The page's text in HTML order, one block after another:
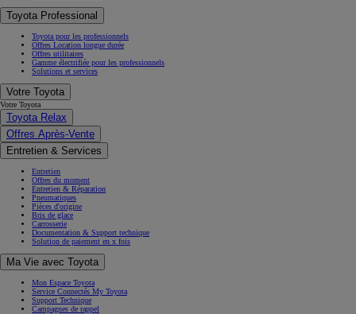
Toyota Professional
Toyota pour les professionnels
Offres Location longue durée
Offres utilitaires
Gamme électrifiée pour les professionnels
Solutions et services
Votre Toyota
Votre Toyota
Toyota Relax
Offres Après-Vente
Entretien & Services
Entretien
Offres du moment
Entretien & Réparation
Pneumatiques
Pièces d'origine
Bris de glace
Carrosserie
Documentation & Support technique
Solution de paiement en x fois
Ma Vie avec Toyota
Mon Espace Toyota
Service Connectés My Toyota
Support Technique
Campagnes de rappel